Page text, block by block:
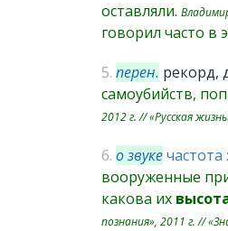
оставляли.
говорил часто в
5. перен. рекорд,
самоубийств,
2012 г. // «Русская
6. о звукечастота
вооруженные
какова их
познания», 2011 г. //